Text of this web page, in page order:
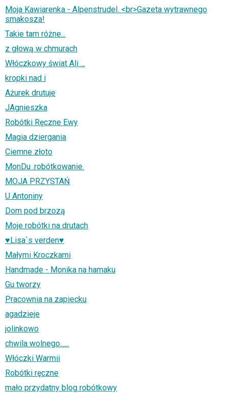
Moja Kawiarenka - Alpenstrudel. <br>Gazeta wytrawnego
smakosza!
Takie tam różne...
z głową w chmurach
Włóczkowy świat Ali ...
kropki nad i
Ażurek drutuje
JAgnieszka
Robótki Ręczne Ewy
Magia dziergania
Ciemne złoto
MonDu .robótkowanie.
MOJA PRZYSTAŃ
U Antoniny
Dom pod brzozą
Moje robótki na drutach
♥Lisa`s verden♥
Małymi Kroczkami
Handmade - Monika na hamaku
Gu tworzy
Pracownia na zapiecku
agadzieje
jolinkowo
chwila wolnego......
Włóczki Warmii
Robótki ręczne
mało przydatny blog robótkowy